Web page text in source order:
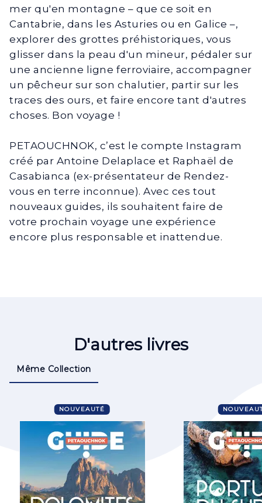
mer qu'en montagne – que ce soit en
Cantabrie, dans les Asturies ou en Galice –,
explorer des grottes préhistoriques, vous
glisser dans la peau d'un mineur, pédaler sur
une ancienne ligne ferroviaire, accompagner
un pêcheur sur son chalutier, partir sur les
traces des ours, et faire encore tant d'autres
choses. Bon voyage !
PETAOUCHNOK, c’est le compte Instagram
créé par Antoine Delaplace et Raphaël de
Casabianca (ex-présentateur de Rendez-
vous en terre inconnue). Avec ces tout
nouveaux guides, ils souhaitent faire de
votre prochain voyage une expérience
encore plus responsable et inattendue.
D'autres livres
Même Collection
NOUVEAUTÉ